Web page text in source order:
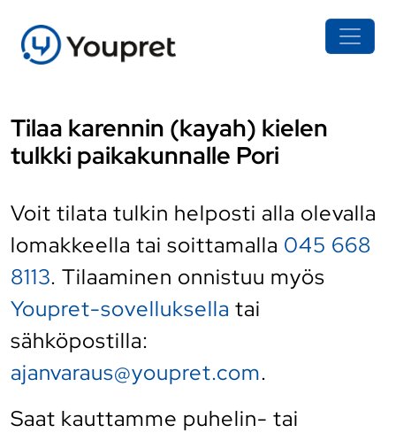
Tilaa karennin (kayah) kielen
tulkki paikakunnalle Pori
Voit tilata tulkin helposti alla olevalla
lomakkeella tai soittamalla 045 668
8113. Tilaaminen onnistuu myös
Youpret-sovelluksella tai
sähköpostilla:
ajanvaraus@youpret.com.
Saat kauttamme puhelin- tai